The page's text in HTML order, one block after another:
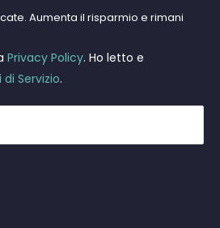
Aumenta il risparmio e rimani
Privacy Policy. Ho letto e
Servizio.